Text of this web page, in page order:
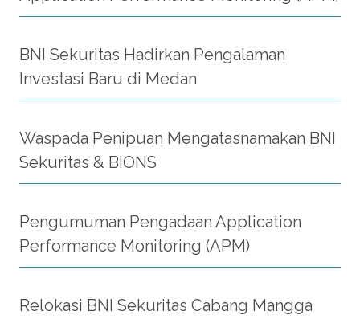
BNI Sekuritas Hadirkan Pengalaman
Investasi Baru di Medan
Waspada Penipuan Mengatasnamakan BNI
Sekuritas & BIONS
Pengumuman Pengadaan Application
Performance Monitoring (APM)
Relokasi BNI Sekuritas Cabang Mangga